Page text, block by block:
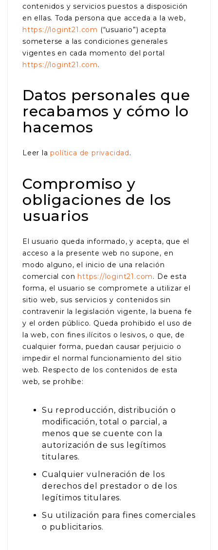
contenidos y servicios puestos a disposición
en ellas. Toda persona que acceda a la web,
https://logint21.com (“usuario”) acepta
someterse a las condiciones generales
vigentes en cada momento del portal
https://logint21.com.
Datos personales que
recabamos y cómo lo
hacemos
Leer lapolítica de privacidad .
Compromiso y
obligaciones de los
usuarios
El usuario queda informado, y acepta, que el
acceso a la presente web no supone, en
modo alguno, el inicio de una relación
comercial con https://logint21.com. De esta
forma, el usuario se compromete a utilizar el
sitio web, sus servicios y contenidos sin
contravenir la legislación vigente, la buena fe
y el orden público. Queda prohibido el uso de
la web, con fines ilícitos o lesivos, o que, de
cualquier forma, puedan causar perjuicio o
impedir el normal funcionamiento del sitio
web. Respecto de los contenidos de esta
web, se prohíbe:
Su reproducción, distribución o
modificación, total o parcial, a
menos que se cuente con la
autorización de sus legítimos
titulares.
Cualquier vulneración de los
derechos del prestador o de los
legítimos titulares.
Su utilización para fines comerciales
o publicitarios.